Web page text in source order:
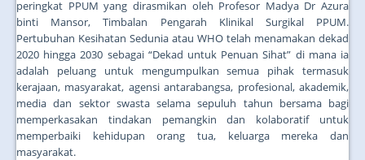
peringkat PPUM yang dirasmikan oleh Profesor Madya Dr Azura
binti Mansor, Timbalan Pengarah Klinikal Surgikal PPUM.
Pertubuhan Kesihatan Sedunia atau WHO telah menamakan dekad
2020 hingga 2030 sebagai “Dekad untuk Penuan Sihat” di mana ia
adalah peluang untuk mengumpulkan semua pihak termasuk
kerajaan, masyarakat, agensi antarabangsa, profesional, akademik,
media dan sektor swasta selama sepuluh tahun bersama bagi
memperkasakan tindakan pemangkin dan kolaboratif untuk
memperbaiki kehidupan orang tua, keluarga mereka dan
masyarakat.